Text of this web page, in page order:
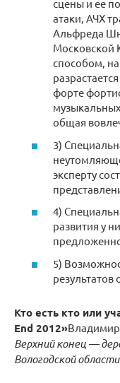
сцены и ее
атаки, АЧХ
Альфреда
Московской
способом,
форте
общая
3)
эксперту
4)
развития у
5)
Кто есть кто или
End 2012»
Верхний конец —
Вологодской области